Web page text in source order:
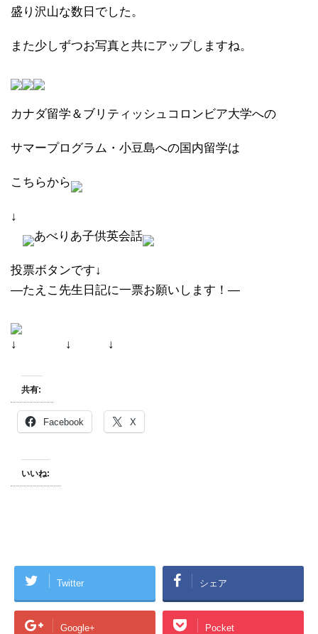
盛り沢山な数日でした。
また少しずつお写真と共にアップしますね。
カナダ留学＆ブリティッシュコロンビア大学への
サマープログラム・小豆島への国内留学は
こちらから
↓
あべりあ子供英会話
投票ボタンです↓
―たえこ先生日記に一票お願いします！―
↓ ↓ ↓
共有:
Facebook X
いいね:
Twitter シェア
Google+ Pocket